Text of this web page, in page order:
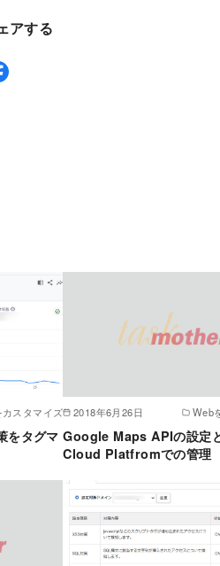
アする
スタマイズ
をタグマ
2018年6月26日 Web
Google Maps APIの設定
Cloud Platfromでの管理